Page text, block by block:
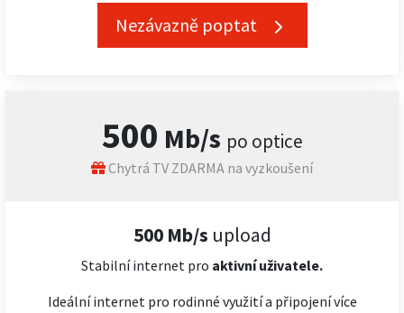
Nezávazně poptat
500 Mb/s po optice
Chytrá TV ZDARMA na vyzkoušení
500 Mb/s upload
Stabilní internet pro aktivní uživatele.
Ideální internet pro rodinné využití a připojení více